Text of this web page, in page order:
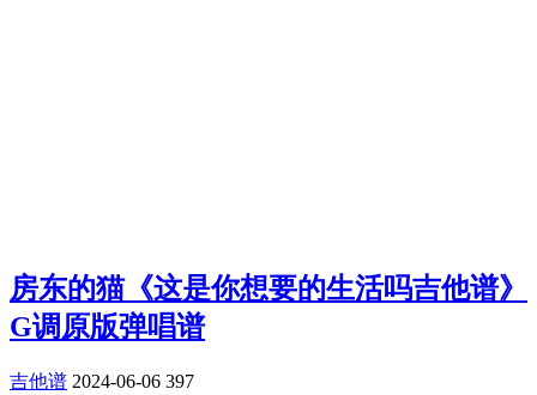
房东的猫《这是你想要的生活吗吉他谱》
G调原版弹唱谱
吉他谱 2024-06-06 397